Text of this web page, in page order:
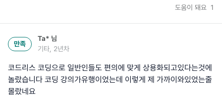
도움이 돼요 1
만족
Ta* 님
기타, 2년차
코드리스 코딩으로 일반인들도 편의에 맞게 상용화되고있다는것에
놀랐습니다 코딩 강의가유행이었는데 이렇게 제 가까이와있었는줄
몰랐네요